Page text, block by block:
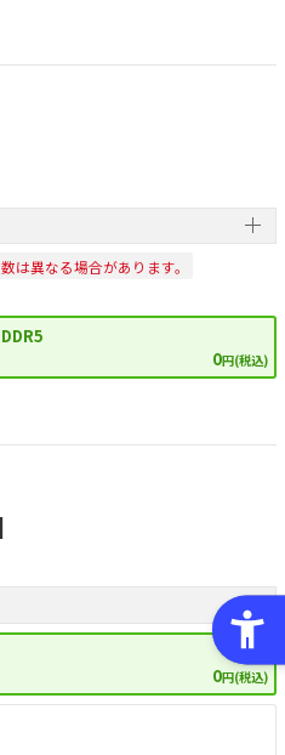
は異なる場合があります。
0円(税込)
0円(税込)